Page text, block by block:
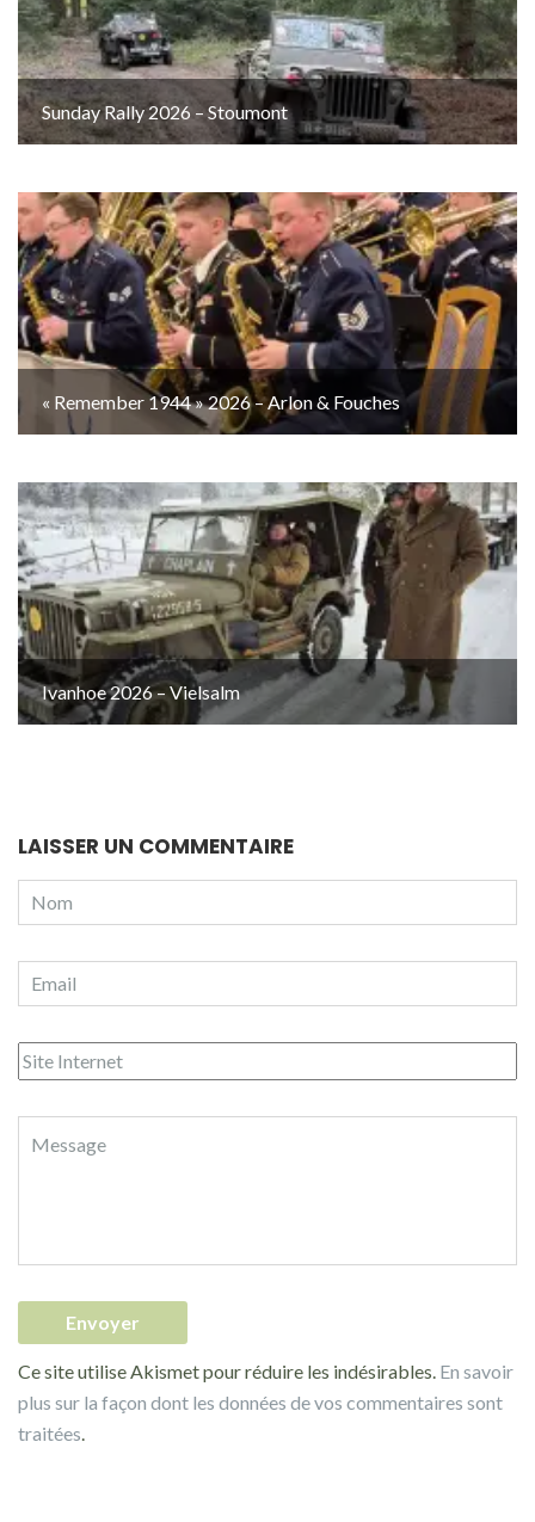
Sunday Rally 2026 – Stoumont
« Remember 1944 » 2026 – Arlon & Fouches
Ivanhoe 2026 – Vielsalm
LAISSER UN COMMENTAIRE
Ce site utilise Akismet pour réduire les indésirables. En savoir
plus sur la façon dont les données de vos commentaires sont
traitées